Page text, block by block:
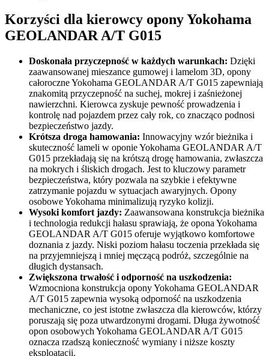
Korzyści dla kierowcy opony Yokohama
GEOLANDAR A/T G015
Doskonała przyczepność w każdych warunkach: Dzięki
zaawansowanej mieszance gumowej i lamelom 3D, opony
całoroczne Yokohama GEOLANDAR A/T G015 zapewniają
znakomitą przyczepność na suchej, mokrej i zaśnieżonej
nawierzchni. Kierowca zyskuje pewność prowadzenia i
kontrolę nad pojazdem przez cały rok, co znacząco podnosi
bezpieczeństwo jazdy.
Krótsza droga hamowania: Innowacyjny wzór bieżnika i
skuteczność lameli w oponie Yokohama GEOLANDAR A/T
G015 przekładają się na krótszą drogę hamowania, zwłaszcza
na mokrych i śliskich drogach. Jest to kluczowy parametr
bezpieczeństwa, który pozwala na szybkie i efektywne
zatrzymanie pojazdu w sytuacjach awaryjnych. Opony
osobowe Yokohama minimalizują ryzyko kolizji.
Wysoki komfort jazdy: Zaawansowana konstrukcja bieżnika
i technologia redukcji hałasu sprawiają, że opona Yokohama
GEOLANDAR A/T G015 oferuje wyjątkowo komfortowe
doznania z jazdy. Niski poziom hałasu toczenia przekłada się
na przyjemniejszą i mniej męczącą podróż, szczególnie na
długich dystansach.
Zwiększona trwałość i odporność na uszkodzenia:
Wzmocniona konstrukcja opony Yokohama GEOLANDAR
A/T G015 zapewnia wysoką odporność na uszkodzenia
mechaniczne, co jest istotne zwłaszcza dla kierowców, którzy
poruszają się poza utwardzonymi drogami. Długa żywotność
opon osobowych Yokohama GEOLANDAR A/T G015
oznacza rzadszą konieczność wymiany i niższe koszty
eksploatacji.